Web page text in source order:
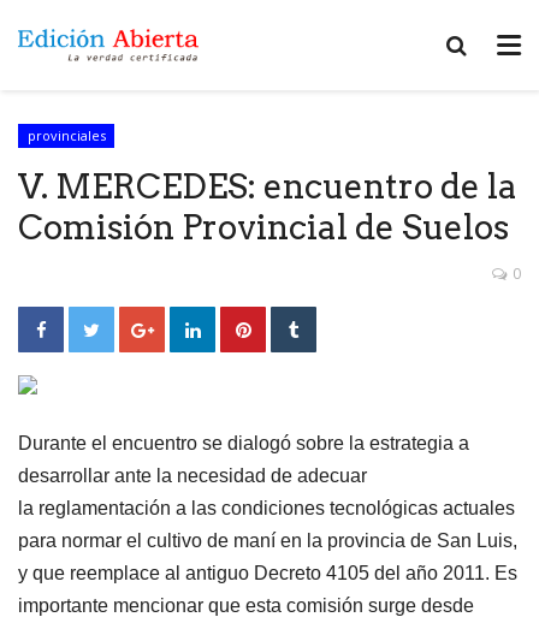
provinciales
V. MERCEDES: encuentro de la
Comisión Provincial de Suelos
0
Durante el encuentro se dialogó sobre la estrategia a
desarrollar ante la necesidad de adecuar
la reglamentación a las condiciones tecnológicas actuales
para normar el cultivo de maní en la provincia de San Luis,
y que reemplace al antiguo Decreto 4105 del año 2011. Es
importante mencionar que esta comisión surge desde